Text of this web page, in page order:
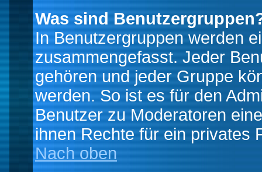
Was sind
In Benutzergruppen werden
zusammengefasst. Jeder
gehören und jeder Gruppe
werden. So ist es für den
Benutzer zu Moderatoren
ihnen Rechte für ein privates
Nach oben